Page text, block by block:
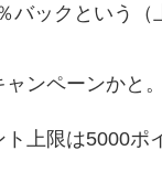
バックという（
ンペーンかと。
上限は5000ポ